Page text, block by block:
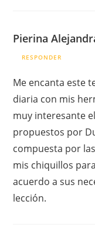
Pierina
RESPONDER
Me encanta este
diaria con mis
muy interesante
propuestos por
compuesta por
mis chiquillos
acuerdo a sus
lección.